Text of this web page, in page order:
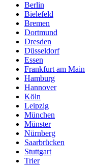
Berlin
Bielefeld
Bremen
Dortmund
Dresden
Düsseldorf
Essen
Frankfurt am Main
Hamburg
Hannover
Köln
Leipzig
München
Münster
Nürnberg
Saarbrücken
Stuttgart
Trier